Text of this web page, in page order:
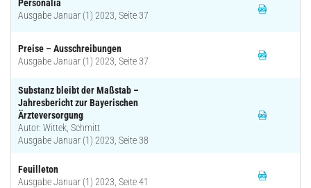
Personalia
Ausgabe Januar (1) 2023, Seite 37
Preise – Ausschreibungen
Ausgabe Januar (1) 2023, Seite 37
Substanz bleibt der Maßstab –
Jahresbericht zur Bayerischen
Ärzteversorgung
Autor: Wittek, Schmitt
Ausgabe Januar (1) 2023, Seite 38
Feuilleton
Ausgabe Januar (1) 2023, Seite 41